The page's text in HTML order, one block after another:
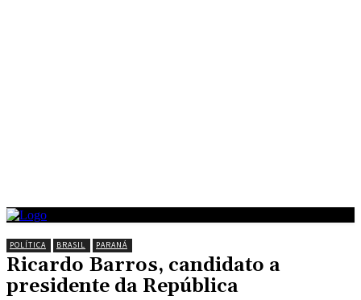
POLÍTICA BRASIL PARANÁ
Ricardo Barros, candidato a
presidente da República